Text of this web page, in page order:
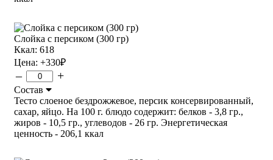
Слойка с персиком (300 гр)
Ккал: 618
Цена: +330₽
– +
Состав
Тесто слоеное бездрожжевое, персик консервированный,
сахар, яйцо. На 100 г. блюдо содержит: белков - 3,8 гр.,
жиров - 10,5 гр., углеводов - 26 гр. Энергетическая
ценность - 206,1 ккал